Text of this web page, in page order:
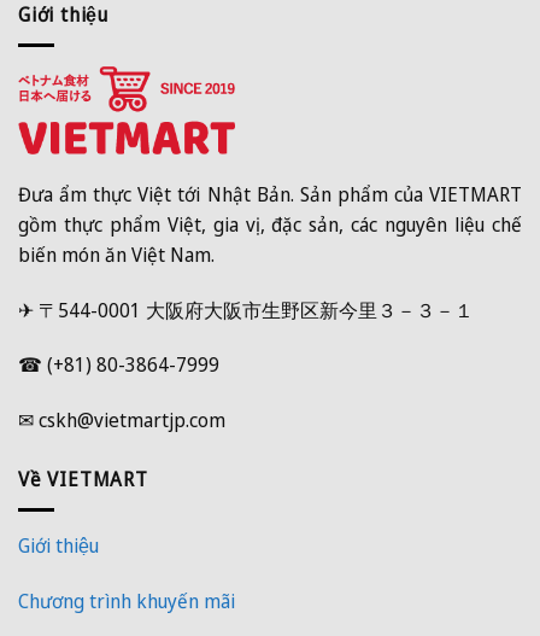
Giới thiệu
Đưa ẩm thực Việt tới Nhật Bản. Sản phẩm của VIETMART
gồm thực phẩm Việt, gia vị, đặc sản, các nguyên liệu chế
biến món ăn Việt Nam.
✈ 〒544-0001 大阪府大阪市生野区新今里３－３－１
☎ (+81) 80-3864-7999
✉ cskh@vietmartjp.com
Về VIETMART
Giới thiệu
Chương trình khuyến mãi